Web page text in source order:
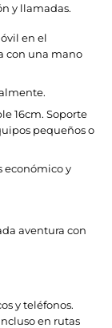
y llamadas.
en el
con una mano
16cm. Soporte
pequeños o
económico y
aventura con
y teléfonos.
en rutas